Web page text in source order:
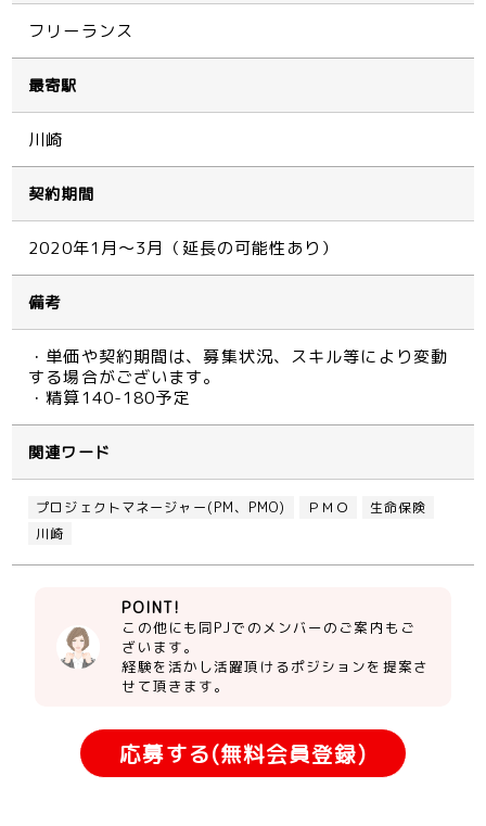
フリーランス
最寄駅
川崎
契約期間
2020年1月～3月（延長の可能性あり）
備考
・単価や契約期間は、募集状況、スキル等により変動
する場合がございます。
・精算140-180予定
関連ワード
プロジェクトマネージャー(PM、PMO) ＰＭＯ
生命保険
川崎
POINT!
この他にも同PJでのメンバーのご案内もご
ざいます。
経験を活かし活躍頂けるポジションを提案さ
せて頂きます。
応募する(無料会員登録)